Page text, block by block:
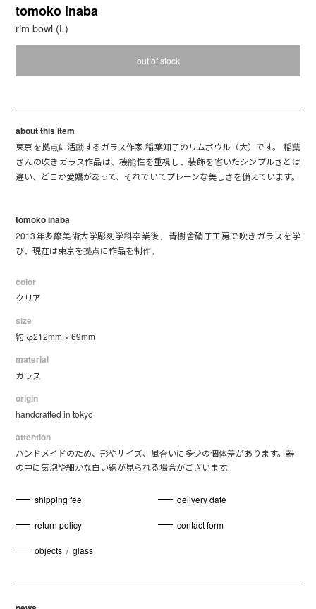
tomoko inaba
rim bowl (L)
out of stock
about this item
東京を拠点に活動するガラス作家 稲葉知子のリムボウル（大）です。 稲葉
さんの吹きガラス作品は、機能性を重視し、装飾を省いたシンプルさとは
違い、どこか愛嬌があって、それでいてプレーンな美しさを備えています。
tomoko inaba
2013年多摩美術大学彫刻学科卒業後、青樹舎硝子工房で吹きガラスを学
び、現在は東京を拠点に作品を制作。
color
クリア
size
約 φ212mm × 69mm
material
ガラス
origin
handcrafted in tokyo
attention
ハンドメイドのため、形やサイズ、風合いに多少の個体差があります。器
の中に気泡や細かな白い線が見られる場合がございます。
shipping fee delivery date
return policy contact form
objects / glass